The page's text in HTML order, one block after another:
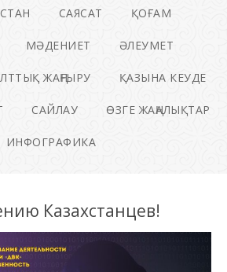
САЯСАТ ҚОҒАМ
МӘДЕНИЕТ ӘЛЕУМЕТ
ЖАҢҒЫРУ ҚАЗЫНА КЕУДЕ
САЙЛАУ ӨЗГЕ ЖАҢАЛЫҚТАР
ИНФОГРАФИКА
Казахстанцев!